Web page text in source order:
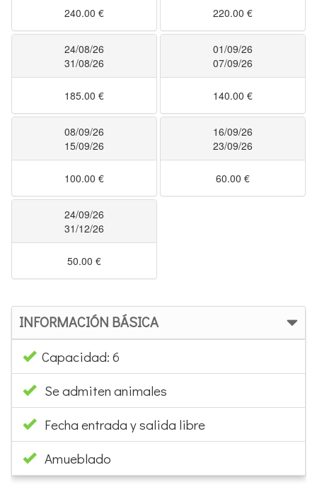
240.00 € 220.00 €
24/08/26
31/08/26
185.00 €
01/09/26
07/09/26
140.00 €
08/09/26
15/09/26
100.00 €
16/09/26
23/09/26
60.00 €
24/09/26
31/12/26
50.00 €
INFORMACIÓN BÁSICA
Capacidad: 6
Se admiten animales
Fecha entrada y salida libre
Amueblado